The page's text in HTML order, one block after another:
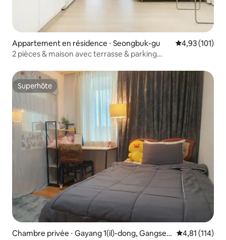
Appartement en résidence ⋅ Seongbuk-gu Évaluation
4,93 (101)
2 pièces & maison avec terrasse & parking
24h/24/maximum 5 personnes/métro à 2 minutes à
pied/ascenseur
Superhôte
Superhôte
Chambre privée ⋅ Gayang 1(il)-dong, Gangseo Évaluation
4,81 (114)